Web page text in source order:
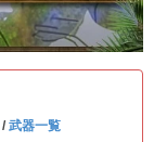
/ 武器一覧